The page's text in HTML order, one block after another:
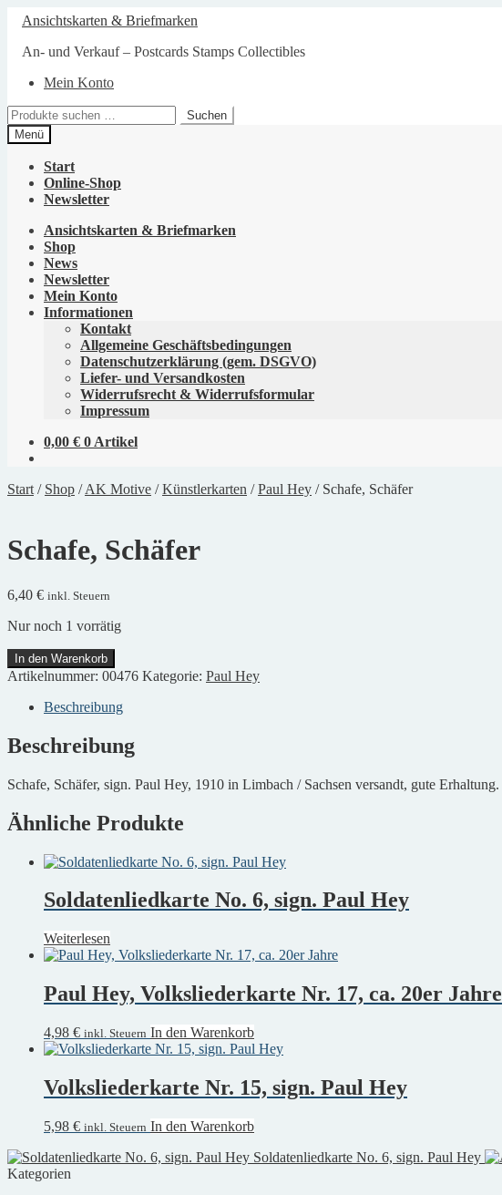
Zur
Navigation
springen
Zum
Inhalt
springen
Ansichtskarten & Briefmarken
An- und Verkauf – Postcards Stamps Collectibles
Mein Konto
Suchen
nach:
Suchen
Menü
Start
Online-Shop
Newsletter
Ansichtskarten & Briefmarken
Shop
News
Newsletter
Mein Konto
Informationen
Kontakt
Allgemeine Geschäftsbedingungen
Datenschutzerklärung (gem. DSGVO)
Liefer- und Versandkosten
Widerrufsrecht & Widerrufsformular
Impressum
0,00 € 0 Artikel
Start / Shop /AK Motive /Künstlerkarten /Paul Hey / Schafe, Schäfer
Schafe, Schäfer
6,40 € inkl. Steuern
Nur noch 1 vorrätig
Schafe,
Schäfer
In den Warenkorb
Artikelnummer: 00476 Kategorie: Paul Hey
Beschreibung
Beschreibung
Schafe, Schäfer, sign. Paul Hey, 1910 in Limbach / Sachsen versandt, gute Erhaltung.
Ähnliche Produkte
Soldatenliedkarte No. 6, sign. Paul Hey
Weiterlesen
Paul Hey, Volksliederkarte Nr. 17, ca. 20er Jahre
4,98 € inkl. Steuern In den Warenkorb
Volksliederkarte Nr. 15, sign. Paul Hey
5,98 € inkl. Steuern In den Warenkorb
Soldatenliedkarte No. 6, sign. Paul Hey
Kategorien